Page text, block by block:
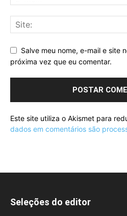
Salve meu nome, e-mail e site
próxima vez que eu comentar.
Este site utiliza o Akismet para
dados em comentários são
Seleções do editor